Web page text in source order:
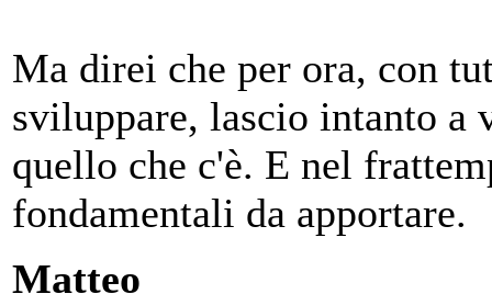
Ma direi che per ora, con
sviluppare, lascio intanto a
quello che c'è. E nel
fondamentali da apportare.
Matteo